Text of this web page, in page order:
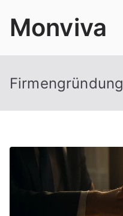
InhaltMonviva
Firmengründung